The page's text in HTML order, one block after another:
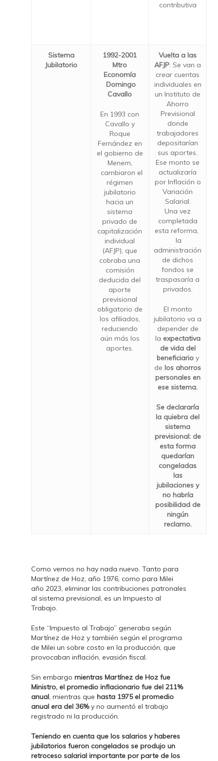
contributiva
Sistema
Jubilatorio
1992-2001
Mtro
Economía
Domingo
Cavallo
En 1993 con
Cavallo y
Roque
Fernández en
el gobierno de
Menem,
cambiaron el
régimen
jubilatorio
hacia un
sistema
privado de
capitalización
individual
(AFJP), que
cobraba una
comisión
deducida del
aporte
previsional
obligatorio de
los afiliados,
reduciendo
aún más los
aportes.
Vuelta a las
AFJP: Se van a
crear cuentas
individuales en
un Instituto de
Ahorro
Previsional
donde
trabajadores
depositarían
sus aportes.
Ese monto se
actualizaría
por Inflación o
Variación
Salarial.
Una vez
completada
esta reforma,
la
administración
de dichos
fondos se
traspasaría a
privados.
El monto
jubilatorio va a
depender de
la expectativa
de vida del
beneficiarioy
de los ahorros
personales en
ese sistema.
Se declararía
la quiebra del
sistema
previsional: de
esta forma
quedarían
congeladas
las
jubilaciones y
no habría
posibilidad de
ningún
reclamo.
Como vemos no hay nada nuevo. Tanto para
Martínez de Hoz, año 1976, como para Milei
año 2023, eliminar las contribuciones patronales
al sistema previsional, es un Impuesto al
Trabajo.
Este “Impuesto al Trabajo” generaba según
Martínez de Hoz y también según el programa
de Milei un sobre costo en la producción, que
provocaban inflación, evasión fiscal.
Sin embargo mientras Martínez de Hoz fue
Ministro, el promedio inflacionario fue del 211%
anual, mientras que hasta 1975 el promedio
anual era del 36%y no aumentó el trabajo
registrado ni la producción.
Teniendo en cuenta que los salarios y haberes
jubilatorios fueron congelados se produjo un
retroceso salarial importante por parte de los